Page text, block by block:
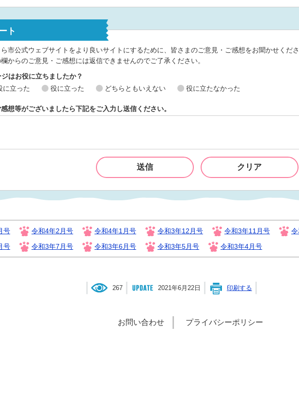
ト
市公式ウェブサイトをより良いサイトにするために、皆さまのご意見・ご感想をお聞かせくだ
からのご意見・ご感想には返信できませんのでご了承ください。
はお役に立ちましたか？
に立った
役に立った どちらともいえない 役に立たなかった
想等がございましたら下記をご入力し送信ください。
号 令和4年2月号 令和4年1月号 令和3年12月号 令和3年11月号
号
令和3年7月号 令和3年6月号 令和3年5月号 令和3年4月号
267 2021年6月22日 印刷する
お問い合わせ プライバシーポリシー